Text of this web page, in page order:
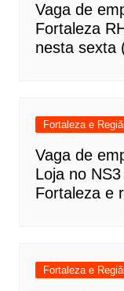
Vaga de
Fortaleza
nesta sexta
Fortaleza e
Vaga de
Loja no
Fortaleza e
Fortaleza e